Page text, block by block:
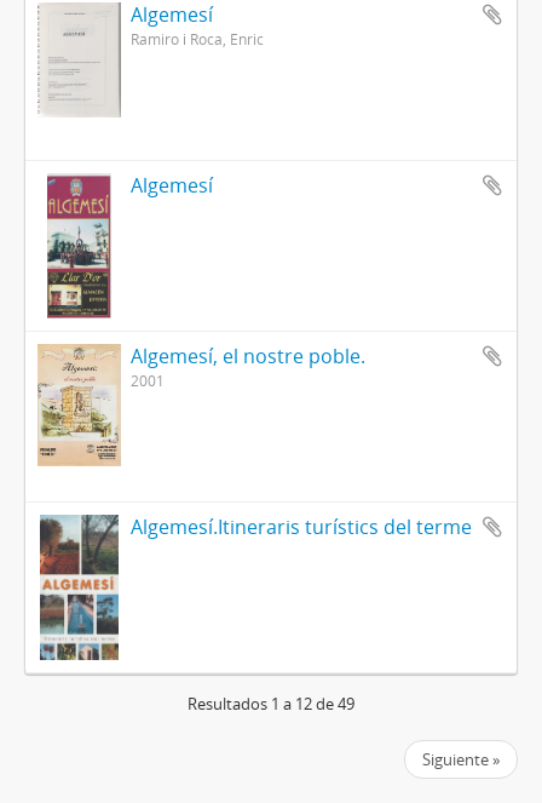
Algemesí
Ramiro i Roca, Enric
Algemesí
Algemesí, el nostre poble.
2001
Algemesí.Itineraris turístics del terme
Resultados 1 a 12 de 49
Siguiente »